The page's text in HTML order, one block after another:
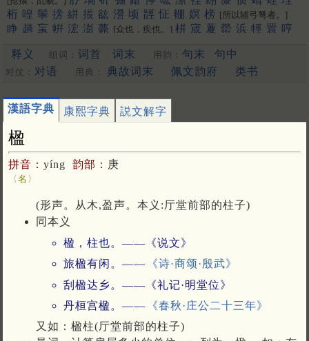
桁 喤 鬡 搒 絣 掁 谹 瀯 顷 䪫 怔 輣 嫇 榜 [所以辅弓弩者。]
睁 趟 䖟 帲 浤 澎 薨 [众也，疾也。] 栟 宬 藑 罃 浜 牼 睘 哼
䬝 䃘 洴 狰 媖 夐 筬 䄇 䦕 拧 姘 蝾 硡 軯 溁
擏
霐 䟫 鴊 撜 拼 圊 盯 嫈 咣 鋐 謍 觲 鉎 鼱
䉚 麠 諻 峸 䝼 䍔 嚝 䆖 醟 䟓 㨕
䞓 宖 [更多…]
释义 组词： 词首 词末 用韵： 句末 句中
对仗： 对语 用典： 典故词末 佩文韵府 类书
漢語字典 康熙字典 説文解字
楹
拼音： yíng 韵部： 庚
〈名〉
(形声。从木,盈声。本义:厅堂前部的柱子)
同本义
楹，柱也。——《说文》
旅楹有闲。——
《诗·商颂·殷武》
刮楹达乡。——《礼记·明堂位》
丹桓宫楹。——
《春秋·庄公二十三年》
又如：楹柱(厅堂前部的柱子)